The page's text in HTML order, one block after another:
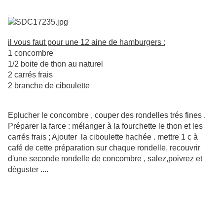
il vous faut pour une 12 aine de hamburgers :
1 concombre
1/2 boite de thon au naturel
2 carrés frais
2 branche de ciboulette
Eplucher le concombre , couper des rondelles trés fines .
Préparer la farce : mélanger à la fourchette le thon et les
carrés frais ; Ajouter la ciboulette hachée . mettre 1 c à
café de cette préparation sur chaque rondelle, recouvrir
d'une seconde rondelle de concombre , salez,poivrez et
déguster ....